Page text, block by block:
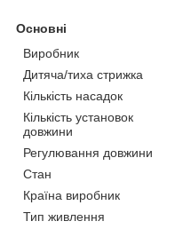
Основні
Виробник
Дитяча/тиха стрижка
Кількість насадок
Кількість установок
довжини
Регулювання довжини
Стан
Країна виробник
Тип живлення